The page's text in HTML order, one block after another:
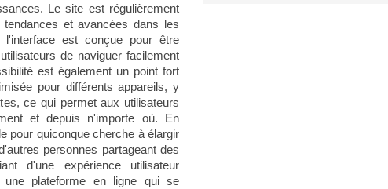
Le site est régulièrement
et avancées dans les
est conçue pour être
de naviguer facilement
est également un point fort
pour différents appareils, y
ce qui permet aux utilisateurs
et depuis n'importe où. En
pour quiconque cherche à élargir
personnes partageant des
d'une expérience utilisateur
plateforme en ligne qui se